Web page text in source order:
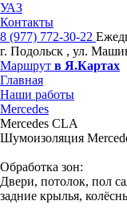
УАЗ
Контакты
8 (977) 772-30-22
г. Подольск , ул.
Маршрут в Я.Картах
Главная
Наши работы
Mercedes
Mercedes CLA
Шумоизоляция
Обработка зон:
Двери, потолок, пол
задние крылья,